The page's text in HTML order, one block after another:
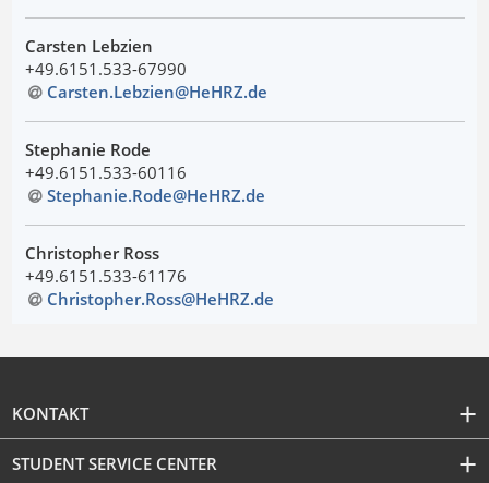
Carsten Lebzien
+49.6151.533-67990
Carsten.Lebzien@HeHRZ.de
Stephanie Rode
+49.6151.533-60116
Stephanie.Rode@HeHRZ.de
Christopher Ross
+49.6151.533-61176
Christopher.Ross@HeHRZ.de
KONTAKT
STUDENT SERVICE CENTER